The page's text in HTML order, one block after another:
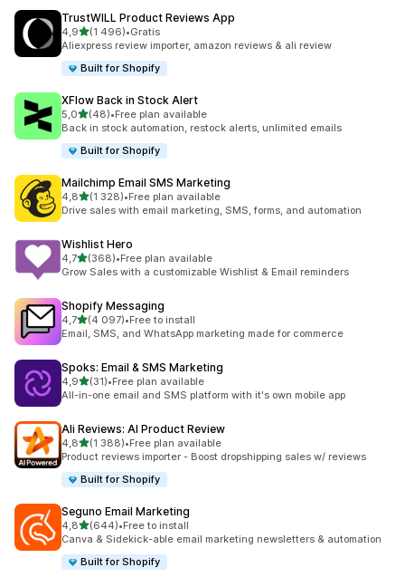
TrustWILL Product Reviews App
4,9na 5 gwiazdek
(1 496)
Łączna liczba recenzji: 1496
•Gratis
Aliexpress review importer, amazon reviews & ali review
Built for Shopify
XFlow Back in Stock Alert
5,0na 5 gwiazdek
(48)
Łączna liczba recenzji: 48
•Free plan available
Back in stock automation, restock alerts, unlimited emails
Built for Shopify
Mailchimp Email SMS Marketing
4,8na 5 gwiazdek
(1 328)
Łączna liczba recenzji: 1328
•Free plan available
Drive sales with email marketing, SMS, forms, and automation
Wishlist Hero
4,7na 5 gwiazdek
(368)
Łączna liczba recenzji: 368
•Free plan available
Grow Sales with a customizable Wishlist & Email reminders
Shopify Messaging
4,7na 5 gwiazdek
(4 097)
Łączna liczba recenzji: 4097
•Free to install
Email, SMS, and WhatsApp marketing made for commerce
Spoks: Email & SMS Marketing
4,9na 5 gwiazdek
(31)
Łączna liczba recenzji: 31
•Free plan available
All-in-one email and SMS platform with it's own mobile app
Ali Reviews: AI Product Review
4,8na 5 gwiazdek
(1 388)
Łączna liczba recenzji: 1388
•Free plan available
Product reviews importer - Boost dropshipping sales w/ reviews
Built for Shopify
Seguno Email Marketing
4,8na 5 gwiazdek
(644)
Łączna liczba recenzji: 644
•Free to install
Canva & Sidekick-able email marketing newsletters & automation
Built for Shopify